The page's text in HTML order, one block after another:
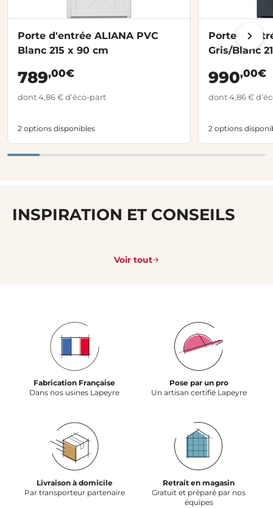
Porte d'entrée ALIANA PVC
Blanc 215 x 90 cm
789,00€
dont 4,86 € d’éco-part
2 options disponibles
Porte
Gris/Blanc
990,00€
dont 4,86 €
2 options
INSPIRATION ET CONSEILS
Voir tout
Fabrication Française
Dans nos usines Lapeyre
Pose par un pro
Un artisan certifié Lapeyre
Livraison à domicile
Par transporteur partenaire
Retrait en magasin
Gratuit et préparé par nos
équipes